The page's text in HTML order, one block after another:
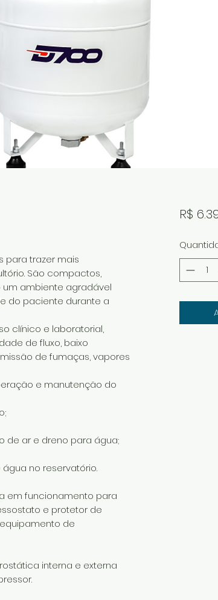
para trazer mais
São compactos,
ambiente agradável
do paciente durante a
clínico e laboratorial,
de fluxo, baixo
de fumaças, vapores
e manutenção do
de ar e dreno para água;
no reservatório.
em funcionamento para
e protetor de
de
interna e externa
R$